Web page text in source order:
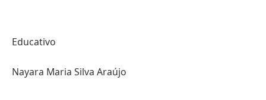
Educativo
Nayara Maria Silva Araújo